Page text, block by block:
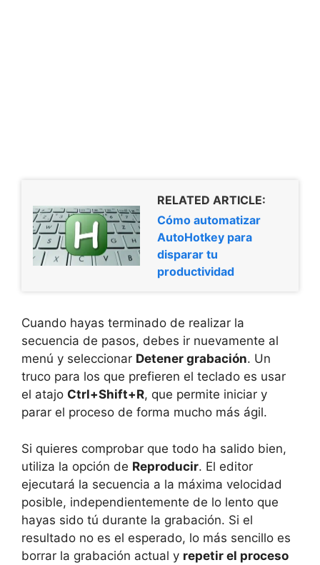
RELATED ARTICLE:
Cómo automatizar
AutoHotkey para
disparar tu
productividad
Cuando hayas terminado de realizar la
secuencia de pasos, debes ir nuevamente al
menú y seleccionar Detener grabación. Un
truco para los que prefieren el teclado es usar
el atajo Ctrl+Shift+R, que permite iniciar y
parar el proceso de forma mucho más ágil.
Si quieres comprobar que todo ha salido bien,
utiliza la opción de Reproducir. El editor
ejecutará la secuencia a la máxima velocidad
posible, independientemente de lo lento que
hayas sido tú durante la grabación. Si el
resultado no es el esperado, lo más sencillo es
borrar la grabación actual y repetir el proceso